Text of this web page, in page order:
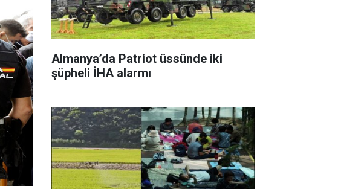
Almanya’da Patriot üssünde iki
şüpheli İHA alarmı